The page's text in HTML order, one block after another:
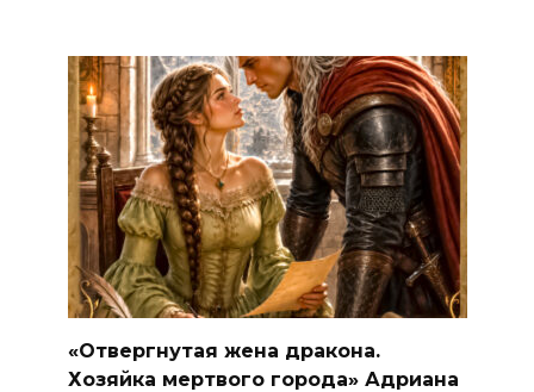
«Отвергнутая жена дракона.
Хозяйка мертвого города» Адриана